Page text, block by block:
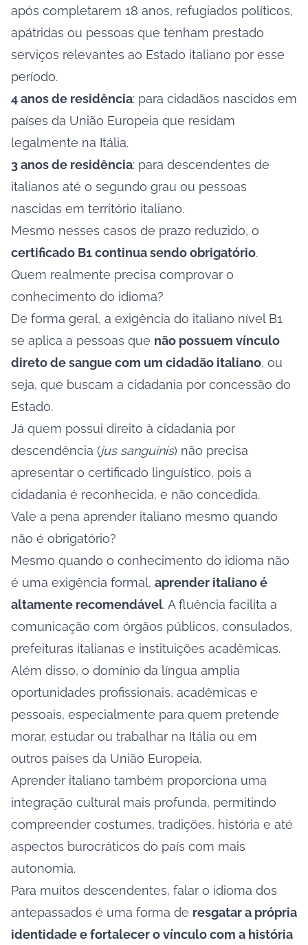
após completarem 18 anos, refugiados políticos,
apátridas ou pessoas que tenham prestado
serviços relevantes ao Estado italiano por esse
período.
4 anos de residência: para cidadãos nascidos em
países da União Europeia que residam
legalmente na Itália.
3 anos de residência: para descendentes de
italianos até o segundo grau ou pessoas
nascidas em território italiano.
Mesmo nesses casos de prazo reduzido, o
certificado B1 continua sendo obrigatório.
Quem realmente precisa comprovar o
conhecimento do idioma?
De forma geral, a exigência do italiano nível B1
se aplica a pessoas que não possuem vínculo
direto de sangue com um cidadão italiano, ou
seja, que buscam a cidadania por concessão do
Estado.
Já quem possui direito à cidadania por
descendência (jus sanguinis) não precisa
apresentar o certificado linguístico, pois a
cidadania é reconhecida, e não concedida.
Vale a pena aprender italiano mesmo quando
não é obrigatório?
Mesmo quando o conhecimento do idioma não
é uma exigência formal, aprender italiano é
altamente recomendável. A fluência facilita a
comunicação com órgãos públicos, consulados,
prefeituras italianas e instituições acadêmicas.
Além disso, o domínio da língua amplia
oportunidades profissionais, acadêmicas e
pessoais, especialmente para quem pretende
morar, estudar ou trabalhar na Itália ou em
outros países da União Europeia.
Aprender italiano também proporciona uma
integração cultural mais profunda, permitindo
compreender costumes, tradições, história e até
aspectos burocráticos do país com mais
autonomia.
Para muitos descendentes, falar o idioma dos
antepassados é uma forma de resgatar a própria
identidade e fortalecer o vínculo com a história